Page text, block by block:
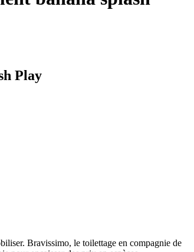
Play
Bravissimo, le toilettage en compagnie de